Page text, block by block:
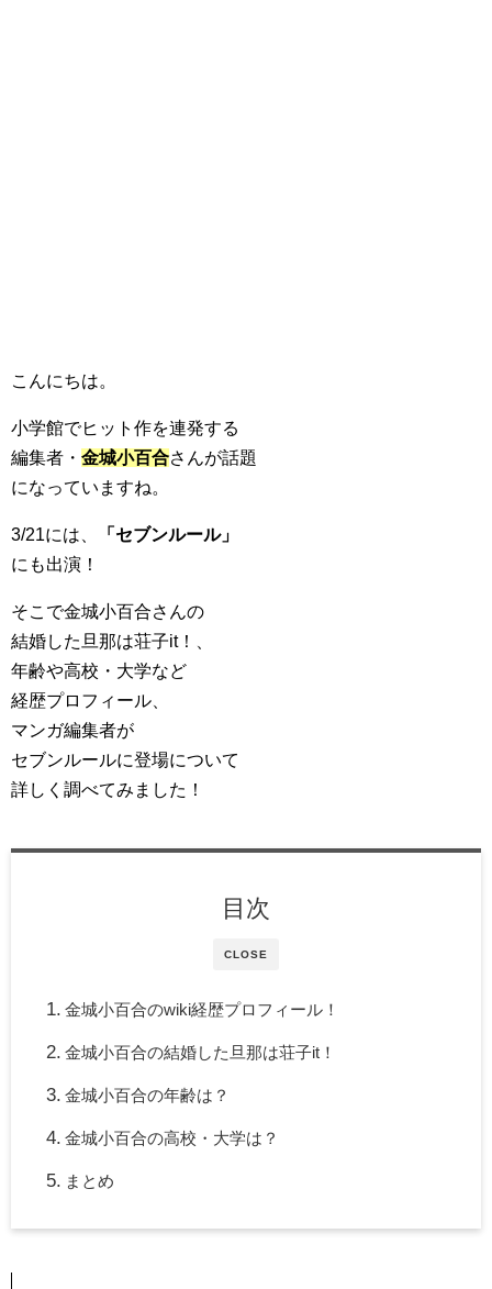
こんにちは。
小学館でヒット作を連発する
編集者・ 金城小百合さんが話題
になっていますね。
3/21には、
「セブンルール」
にも出演！
そこで金城小百合さんの
結婚した旦那は荘子it！、
年齢や高校・大学など
経歴プロフィール、
マンガ編集者が
セブンルールに登場について
詳しく調べてみました！
CLOSE
目次
金城小百合のwiki経歴プロフィール！
金城小百合の結婚した旦那は荘子it！
金城小百合の年齢は？
金城小百合の高校・大学は？
まとめ